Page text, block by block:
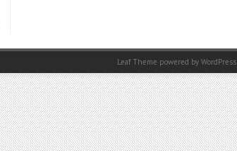
Leaf Theme powered by WordPress